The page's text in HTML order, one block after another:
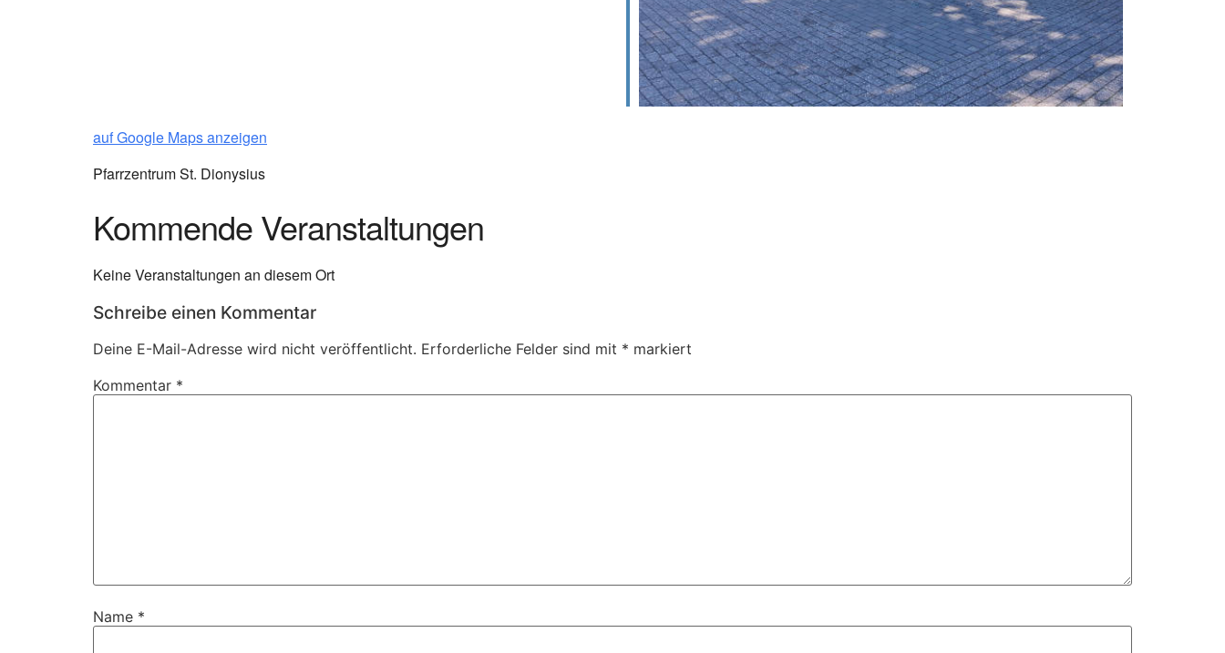
auf Google Maps anzeigen
Pfarrzentrum St. Dionysius
Kommende Veranstaltungen
Keine Veranstaltungen an diesem Ort
Schreibe einen Kommentar
Deine E-Mail-Adresse wird nicht veröffentlicht. Erforderliche Felder sind mit * markiert
Kommentar *
Name *